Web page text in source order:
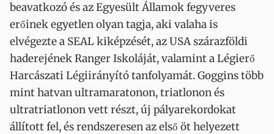
beavatkozó és az Egyesült Államok fegyveres
erőinek egyetlen olyan tagja, aki valaha is
elvégezte a SEAL kiképzését, az USA szárazföldi
haderejének Ranger Iskoláját, valamint a Légierő
Harcászati Légiirányító tanfolyamát. Goggins több
mint hatvan ultramaratonon, triatlonon és
ultratriatlonon vett részt, új pályarekordokat
állított fel, és rendszeresen az első öt helyezett